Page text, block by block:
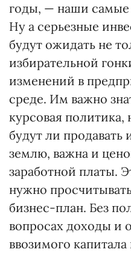
годы, — наши
Ну а серьезные
будут ожидать не
избирательной
изменений в
среде. Им важно
курсовая политика,
будут ли продавать
землю, важна и
заработной платы.
нужно
бизнес-план. Без
вопросах доходы и
ввозимого